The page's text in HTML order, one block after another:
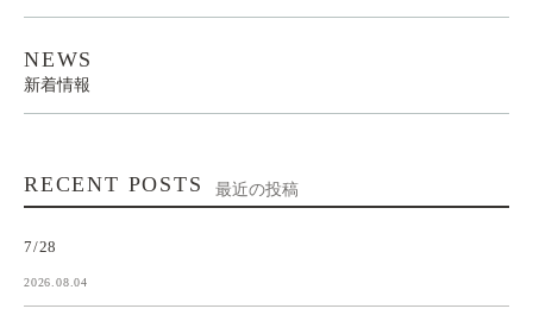
NEWS
新着情報
RECENT POSTS 最近の投稿
7/28
2026.08.04